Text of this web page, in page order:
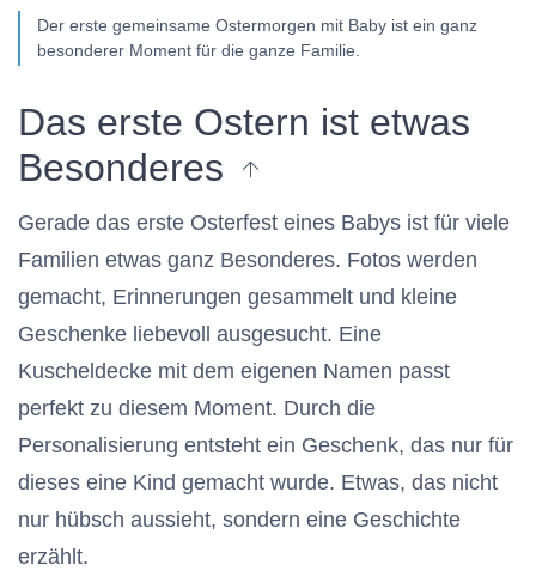
Der erste gemeinsame Ostermorgen mit Baby ist ein ganz
besonderer Moment für die ganze Familie.
Das erste Ostern ist etwas
Besonderes
Gerade das erste Osterfest eines Babys ist für viele
Familien etwas ganz Besonderes. Fotos werden
gemacht, Erinnerungen gesammelt und kleine
Geschenke liebevoll ausgesucht. Eine
Kuscheldecke mit dem eigenen Namen passt
perfekt zu diesem Moment. Durch die
Personalisierung entsteht ein Geschenk, das nur für
dieses eine Kind gemacht wurde. Etwas, das nicht
nur hübsch aussieht, sondern eine Geschichte
erzählt.